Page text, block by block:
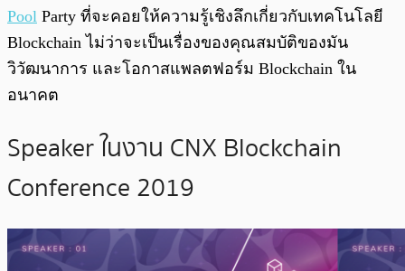
Pool Party ที่จะคอยให้ความรู้เชิงลึกเกี่ยวกับเทคโนโลยี
Blockchain ไม่ว่าจะเป็นเรื่องของคุณสมบัติของมัน
วิวัฒนาการ และโอกาสแพลตฟอร์ม Blockchain ใน
อนาคต
Speaker ในงาน CNX Blockchain
Conference 2019